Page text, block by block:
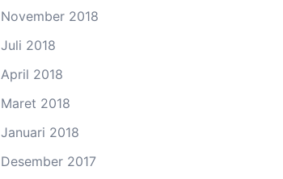
November 2018
Juli 2018
April 2018
Maret 2018
Januari 2018
Desember 2017